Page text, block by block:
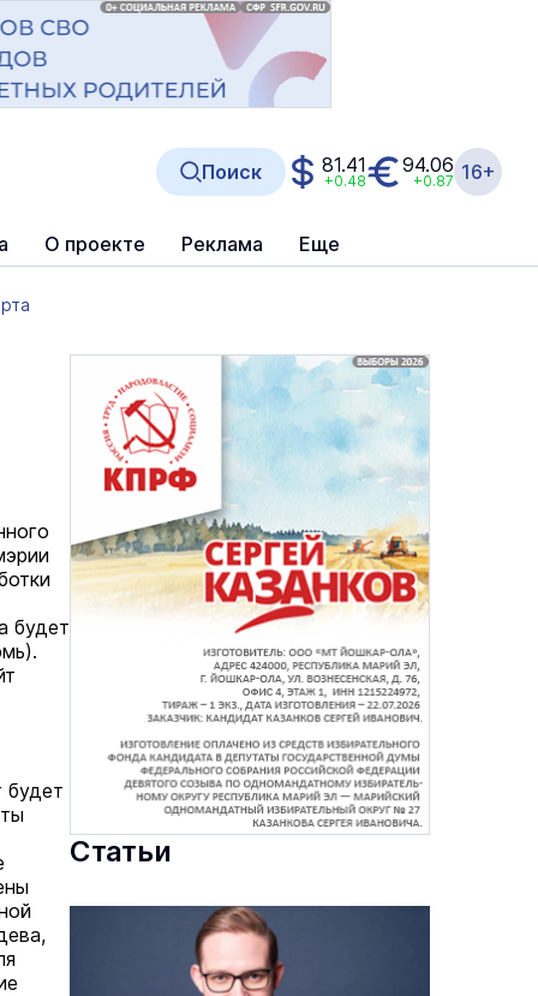
О проекте Реклама Еще
Поиск 81.41
+0.48
94.06
+0.87 16+
будет
будет
Статьи